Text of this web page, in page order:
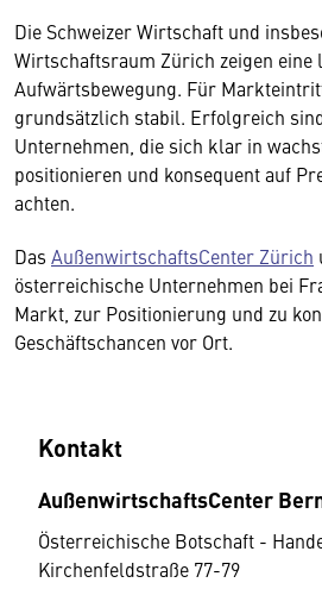
Die Schweizer Wirtschaft und
Wirtschaftsraum Zürich zeigen eine
Aufwärtsbewegung. Für
grundsätzlich stabil. Erfolgreich
Unternehmen, die sich klar in
positionieren und konsequent auf
achten.
Das AußenwirtschaftsCenter Zürich
österreichische Unternehmen bei
Markt, zur Positionierung und zu
Geschäftschancen vor Ort.
Kontakt
AußenwirtschaftsCenter
Österreichische Botschaft -
Kirchenfeldstraße 77-79